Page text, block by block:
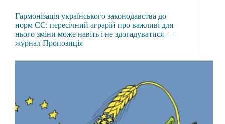
Гармонізація українського законодавства до
норм ЄС: пересічний аграрій про важливі для
нього зміни може навіть і не здогадуватися —
журнал Пропозиція